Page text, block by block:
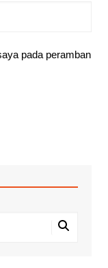
pada peramban